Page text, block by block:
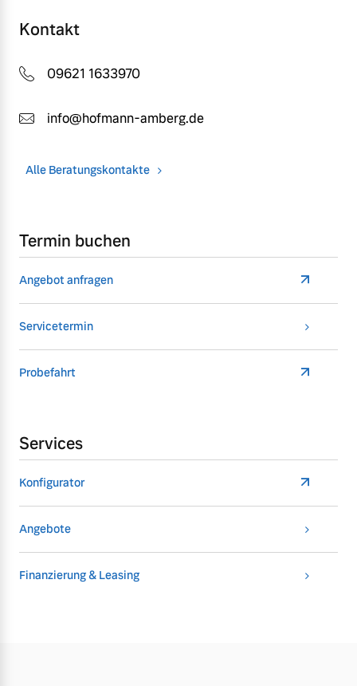
Kontakt
09621 1633970
info@hofmann-amberg.de
Alle Beratungskontakte
Termin buchen
Angebot anfragen
Servicetermin
Probefahrt
Services
Konfigurator
Angebote
Finanzierung & Leasing